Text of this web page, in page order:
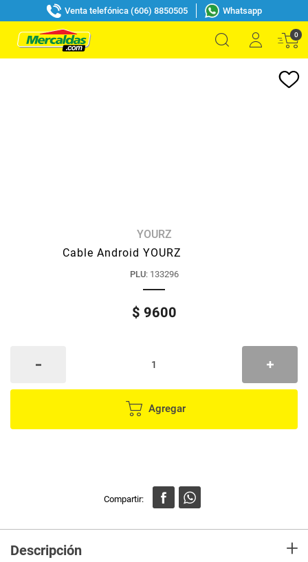
Venta telefónica (606) 8850505 Whatsapp
0
YOURZ
Cable Android YOURZ
PLU: 133296
$ 9600
Agregar
Descripción +